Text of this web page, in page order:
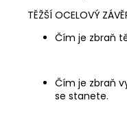
TĚŽŠÍ OCELOVÝ
Čím je zbraň
Čím je zbraň
se stanete.